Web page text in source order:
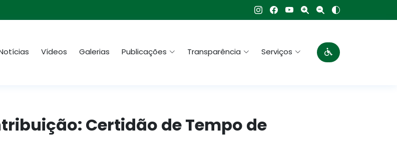
Vídeos Galerias Publicações Transparência Serviços
Certidão de Tempo de